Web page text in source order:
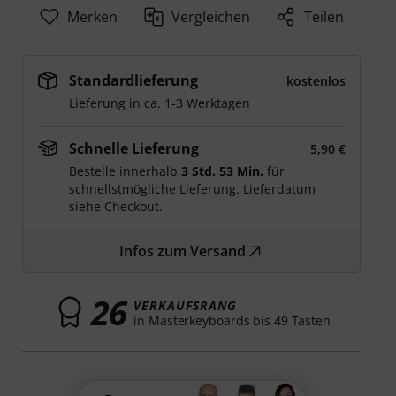
Merken Vergleichen Teilen
Standardlieferung
kostenlos
Lieferung in ca. 1-3 Werktagen
Schnelle Lieferung
5,90 €
Bestelle innerhalb3 Std. 53 Min. für
schnellstmögliche Lieferung. Lieferdatum
siehe Checkout.
Infos zum Versand
26 VERKAUFSRANG
in Masterkeyboards bis 49 Tasten